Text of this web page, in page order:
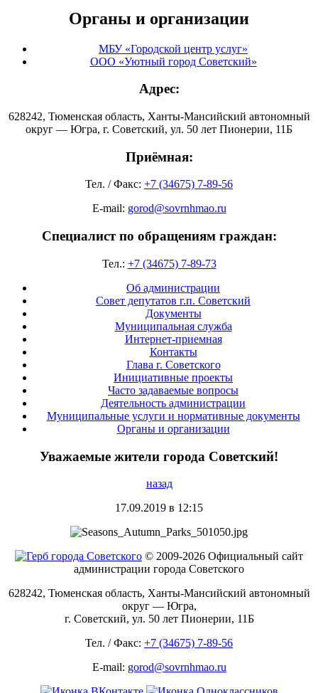
Органы и организации
МБУ «Городской центр услуг»
ООО «Уютный город Советский»
Адрес:
628242, Тюменская область, Ханты-Мансийский автономный
округ — Югра, г. Советский, ул. 50 лет Пионерии, 11Б
Приёмная:
Тел. / Факс: +7 (34675) 7-89-56
E-mail: gorod@sovrnhmao.ru
Специалист по обращениям граждан:
Тел.: +7 (34675) 7-89-73
Об администрации
Совет депутатов г.п. Советский
Документы
Муниципальная служба
Интернет-приемная
Контакты
Глава г. Советского
Инициативные проекты
Часто задаваемые вопросы
Деятельность администрации
Муниципальные услуги и нормативные документы
Органы и организации
Уважаемые жители города Советский!
назад
17.09.2019 в 12:15
© 2009-2026 Официальный сайт
администрации города Советского
628242, Тюменская область, Ханты-Мансийский автономный
округ — Югра,
г. Советский, ул. 50 лет Пионерии, 11Б
Тел. / Факс: +7 (34675) 7-89-56
E-mail: gorod@sovrnhmao.ru